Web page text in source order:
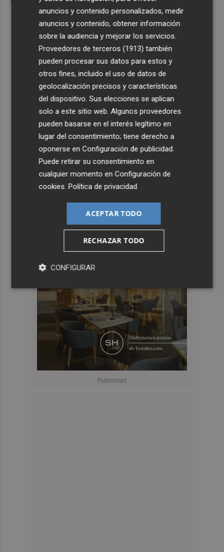
anuncios y contenido personalizados, medir
anuncios y contenido, obtener información
sobre la audiencia y mejorar los servicios.
Proveedores de terceros (1913) también
pueden procesar sus datos para estos y
otros fines, incluido el uso de datos de
geolocalización precisos y características
del dispositivo. Sus elecciones se aplican
solo a este sitio web. Algunos proveedores
pueden basarse en el interés legítimo en
lugar del consentimiento; tiene derecho a
oponerse enConfiguración de publicidad
Puede retirar su consentimiento en
cualquier momento enConfiguración de
cookies .Política de privacidad
ACEPTAR TODO
RECHAZAR TODO
CONFIGURAR